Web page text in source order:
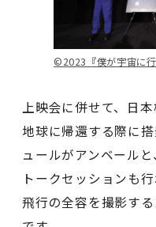
©️2023『僕が宇宙に
上映会に併せて、⽇
地球に帰還する際に
ュールがアンベール
トークセッションも
⾶⾏の全容を撮影す